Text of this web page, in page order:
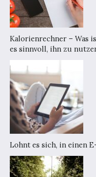
Kalorienrechner – Was
es sinnvoll, ihn zu
Lohnt es sich, in einen